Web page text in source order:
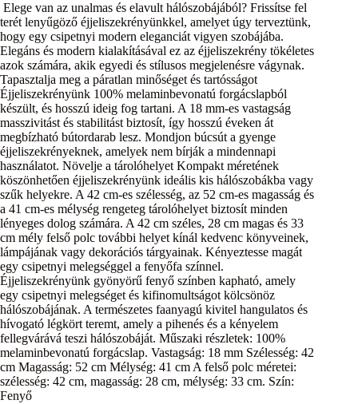
Elege van az unalmas és elavult hálószobájából? Frissítse fel
terét lenyűgöző éjjeliszekrényünkkel, amelyet úgy terveztünk,
hogy egy csipetnyi modern eleganciát vigyen szobájába.
Elegáns és modern kialakításával ez az éjjeliszekrény tökéletes
azok számára, akik egyedi és stílusos megjelenésre vágynak.
Tapasztalja meg a páratlan minőséget és tartósságot
Éjjeliszekrényünk 100% melaminbevonatú forgácslapból
készült, és hosszú ideig fog tartani. A 18 mm-es vastagság
masszivitást és stabilitást biztosít, így hosszú éveken át
megbízható bútordarab lesz. Mondjon búcsút a gyenge
éjjeliszekrényeknek, amelyek nem bírják a mindennapi
használatot. Növelje a tárolóhelyet Kompakt méretének
köszönhetően éjjeliszekrényünk ideális kis hálószobákba vagy
szűk helyekre. A 42 cm-es szélesség, az 52 cm-es magasság és
a 41 cm-es mélység rengeteg tárolóhelyet biztosít minden
lényeges dolog számára. A 42 cm széles, 28 cm magas és 33
cm mély felső polc további helyet kínál kedvenc könyveinek,
lámpájának vagy dekorációs tárgyainak. Kényeztesse magát
egy csipetnyi melegséggel a fenyőfa színnel.
Éjjeliszekrényünk gyönyörű fenyő színben kapható, amely
egy csipetnyi melegséget és kifinomultságot kölcsönöz
hálószobájának. A természetes faanyagú kivitel hangulatos és
hívogató légkört teremt, amely a pihenés és a kényelem
fellegvárává teszi hálószobáját. Műszaki részletek: 100%
melaminbevonatú forgácslap. Vastagság: 18 mm Szélesség: 42
cm Magasság: 52 cm Mélység: 41 cm A felső polc méretei:
szélesség: 42 cm, magasság: 28 cm, mélység: 33 cm. Szín:
Fenyő